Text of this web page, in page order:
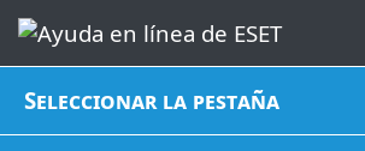
Seleccionar la pestaña